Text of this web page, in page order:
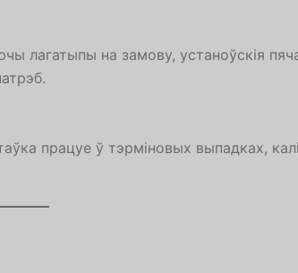
лагатыпы на замову, устаноўскія
працуе ў тэрміновых выпадках,